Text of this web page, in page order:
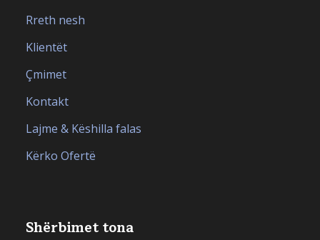
Rreth nesh
Klientët
Çmimet
Kontakt
Lajme & Këshilla falas
Kërko Ofertë
Shërbimet tona